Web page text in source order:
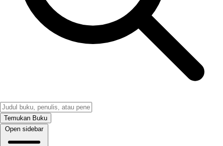
Temukan Buku
Open sidebar